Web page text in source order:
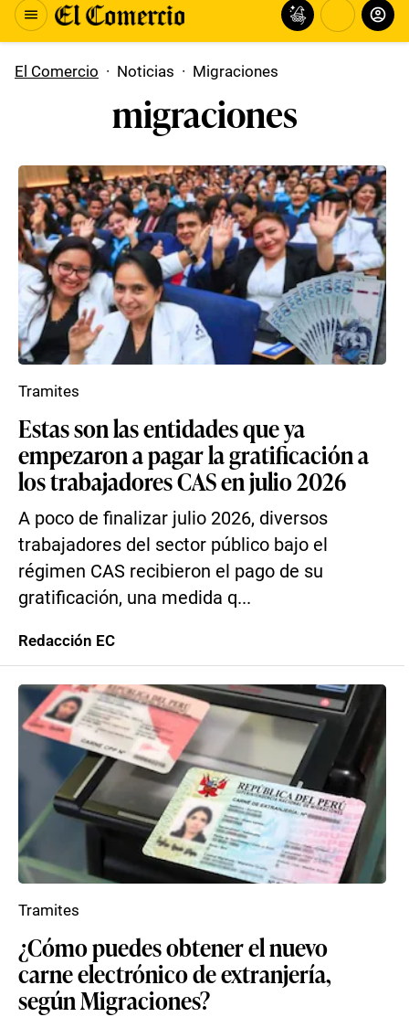
El Comercio · Noticias · Migraciones
migraciones
Estas son las entidades que ya
empezaron a pagar la gratificación a
los trabajadores CAS en julio 2026
A poco de finalizar julio 2026, diversos
trabajadores del sector público bajo el
régimen CAS recibieron el pago de su
gratificación, una medida q...
Tramites
Redacción EC
¿Cómo puedes obtener el nuevo
carne electrónico de extranjería,
según Migraciones?
Tramites